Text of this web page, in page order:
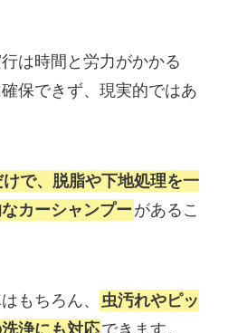
は時間と労力がかかる
保できず、現実的ではあ
で、脱脂や下地処理を一
カーシャンプー があるこ
もちろん、
虫汚れやピッ